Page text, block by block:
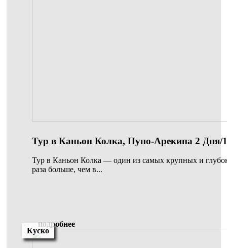
Тур в Каньон Колка, Пуно-Арекипа 2 Дня/
Тур в Каньон Колка — один из самых крупных и
раза больше, чем в...
подробнее
Куско